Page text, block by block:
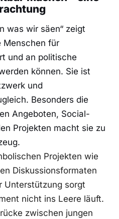
was wir säen“ zeigt
Menschen für
und an politische
können. Sie ist
und
Besonders die
Angeboten, Social-
Projekten macht sie zu
Projekten wie
Diskussionsformaten
Unterstützung sorgt
nicht ins Leere läuft.
zwischen jungen